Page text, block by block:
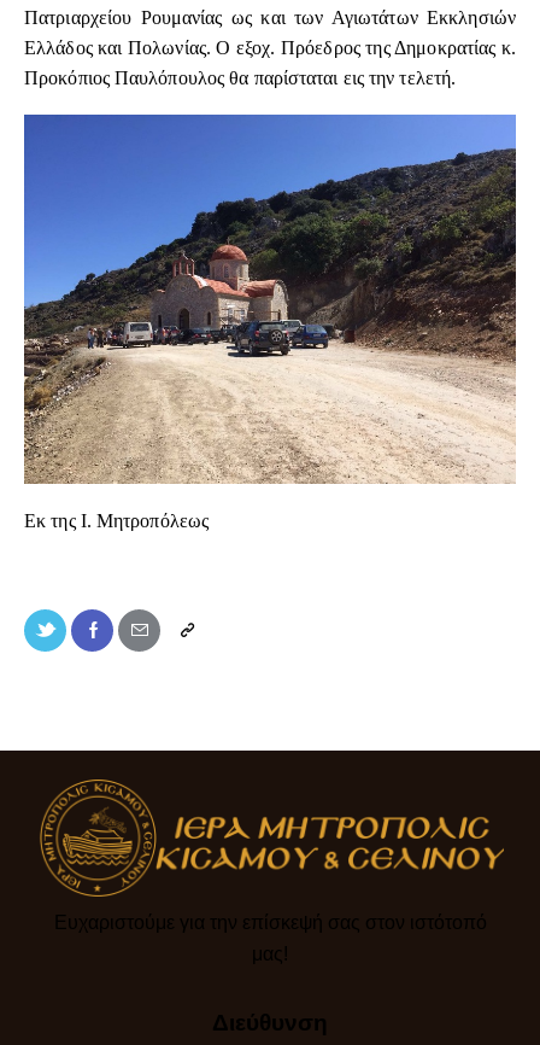
Πατριαρχείου Ρουμανίας ως και των Αγιωτάτων Εκκλησιών
Ελλάδος και Πολωνίας. Ο εξοχ. Πρόεδρος της Δημοκρατίας κ.
Προκόπιος Παυλόπουλος θα παρίσταται εις την τελετή.
Εκ της Ι. Μητροπόλεως
Ευχαριστούμε για την επίσκεψή σας στον ιστότοπό
μας!​
Διεύθυνση